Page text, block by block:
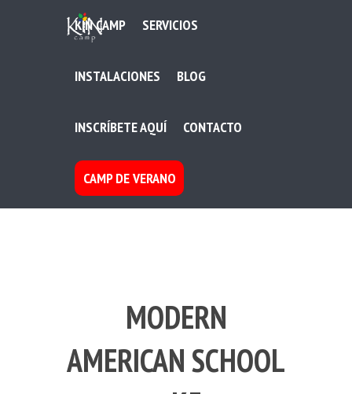
KIN CAMP SERVICIOS
INSTALACIONES BLOG
INSCRÍBETE AQUÍ CONTACTO
CAMP DE VERANO
MODERN
AMERICAN SCHOOL